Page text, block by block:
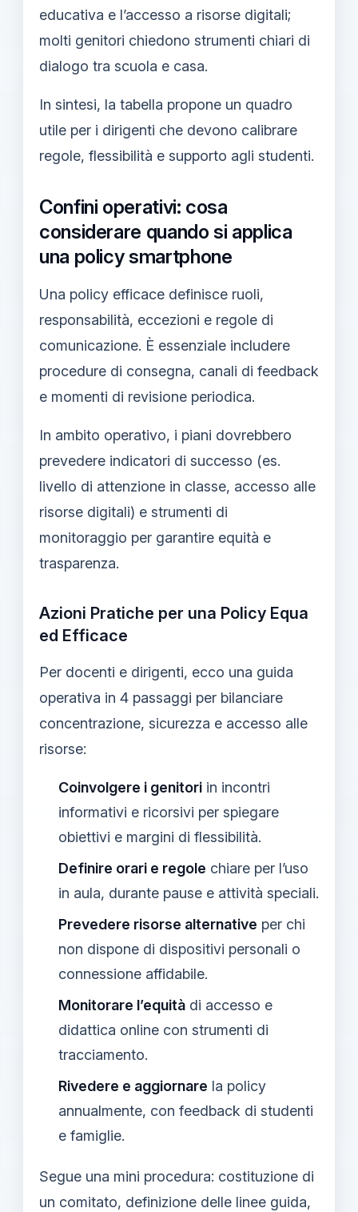
educativa e l’accesso a risorse digitali;
molti genitori chiedono strumenti chiari di
dialogo tra scuola e casa.
In sintesi, la tabella propone un quadro
utile per i dirigenti che devono calibrare
regole, flessibilità e supporto agli studenti.
Confini operativi: cosa
considerare quando si applica
una policy smartphone
Una policy efficace definisce ruoli,
responsabilità, eccezioni e regole di
comunicazione. È essenziale includere
procedure di consegna, canali di feedback
e momenti di revisione periodica.
In ambito operativo, i piani dovrebbero
prevedere indicatori di successo (es.
livello di attenzione in classe, accesso alle
risorse digitali) e strumenti di
monitoraggio per garantire equità e
trasparenza.
Azioni Pratiche per una Policy Equa
ed Efficace
Per docenti e dirigenti, ecco una guida
operativa in 4 passaggi per bilanciare
concentrazione, sicurezza e accesso alle
risorse:
Coinvolgere i genitori in incontri
informativi e ricorsivi per spiegare
obiettivi e margini di flessibilità.
Definire orari e regole chiare per l’uso
in aula, durante pause e attività speciali.
Prevedere risorse alternative per chi
non dispone di dispositivi personali o
connessione affidabile.
Monitorare l’equità di accesso e
didattica online con strumenti di
tracciamento.
Rivedere e aggiornare la policy
annualmente, con feedback di studenti
e famiglie.
Segue una mini procedura: costituzione di
un comitato, definizione delle linee guida,